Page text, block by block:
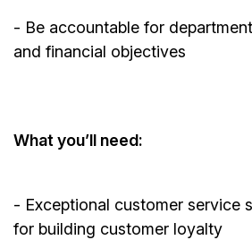
- Be accountable for
and financial objectives
Whatyou’ll need:
- Exceptional customer service
for building customer loyalty